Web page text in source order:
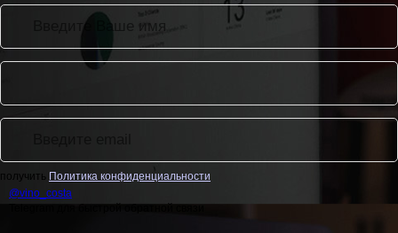
получить
Политика конфиденциальности
@vino_costa